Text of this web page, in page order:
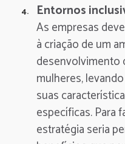
Entornos
As empresas
à criação de um
desenvolvimento
mulheres,
suas
específicas. Para
estratégia seria